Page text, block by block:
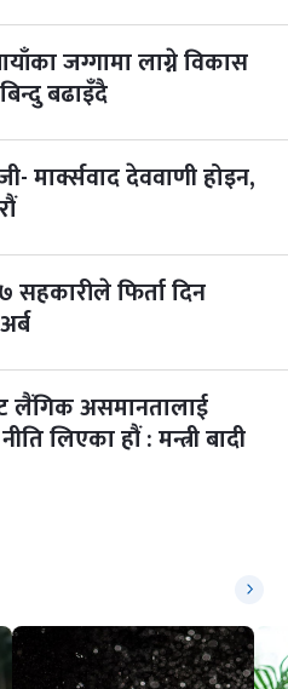
जग्गामा लाग्ने विकास
बढाइँदै
मार्क्सवाद देववाणी होइन,
सहकारीले फिर्ता दिन
लैंगिक असमानतालाई
लिएका हौं : मन्त्री बादी